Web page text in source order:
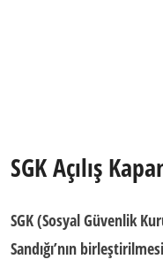
SGK Açılış
SGK(Sosyal Güvenlik
Sandığı’nın